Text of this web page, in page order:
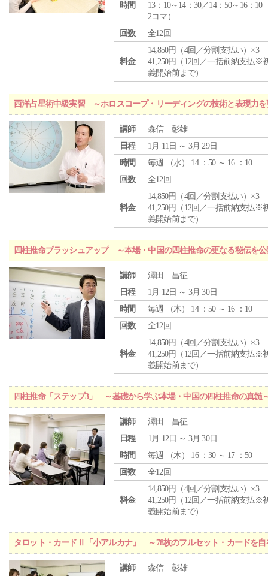
時間
13：10～14：30／14：50～16：10
2コマ）
回数
全12回
料金
14,850円（4回／分割支払い）×3
41,250円（12回／一括前納支払※
義開始前まで）
西洋占星術中級実習 ～ホロスコープ・リーディングの技術と表現力
講師
森信 彰雄
日程
1月 11日 ～ 3月 29日
時間
毎週 （水） 14 ：50 ～ 16 ：10
回数
全12回
料金
14,850円（4回／分割支払い）×3
41,250円（12回／一括前納支払※
義開始前まで）
四柱推命ブラッシュアップ ～本場・中国の四柱推命の更なる秘伝を
講師
澤田 昌征
日程
1月 12日 ～ 3月 30日
時間
毎週 （木） 14 ：50 ～ 16 ：10
回数
全12回
料金
14,850円（4回／分割支払い）×3
41,250円（12回／一括前納支払※
義開始前まで）
四柱推命「ステップ3」 ～基礎から学ぶ本場・中国の四柱推命の真髄
講師
澤田 昌征
日程
1月 12日 ～ 3月 30日
時間
毎週 （木） 16 ：30 ～ 17 ：50
回数
全12回
料金
14,850円（4回／分割支払い）×3
41,250円（12回／一括前納支払※
義開始前まで）
タロット・カードⅡ「小アルカナ」 ～78枚のフルセット・カードを自
講師 森信 彰雄